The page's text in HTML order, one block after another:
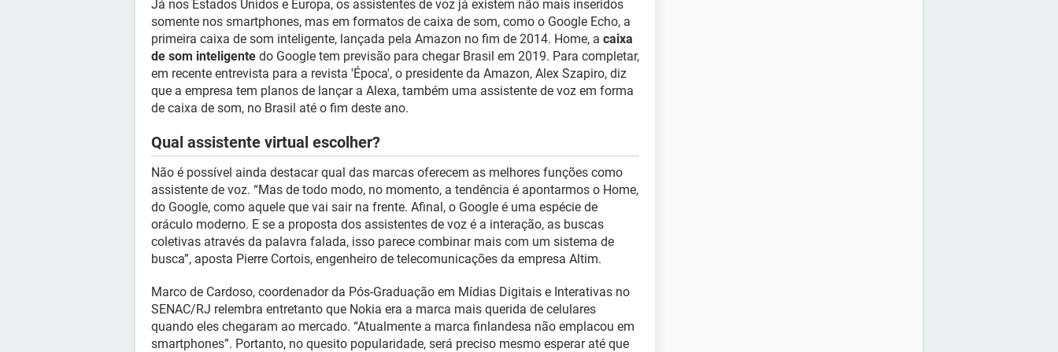
Já nos Estados Unidos e Europa, os assistentes de voz já existem não mais inseridos
somente nos smartphones, mas em formatos de caixa de som, como o Google Echo, a
primeira caixa de som inteligente, lançada pela Amazon no fim de 2014. Home, a caixa
de som inteligente do Google tem previsão para chegar Brasil em 2019. Para completar,
em recente entrevista para a revista 'Época', o presidente da Amazon, Alex Szapiro, diz
que a empresa tem planos de lançar a Alexa, também uma assistente de voz em forma
de caixa de som, no Brasil até o fim deste ano.
Qual assistente virtual escolher?
Não é possível ainda destacar qual das marcas oferecem as melhores funções como
assistente de voz. “Mas de todo modo, no momento, a tendência é apontarmos o Home,
do Google, como aquele que vai sair na frente. Afinal, o Google é uma espécie de
oráculo moderno. E se a proposta dos assistentes de voz é a interação, as buscas
coletivas através da palavra falada, isso parece combinar mais com um sistema de
busca”, aposta Pierre Cortois, engenheiro de telecomunicações da empresa Altim.
Marco de Cardoso, coordenador da Pós-Graduação em Mídias Digitais e Interativas no
SENAC/RJ relembra entretanto que Nokia era a marca mais querida de celulares
quando eles chegaram ao mercado. “Atualmente a marca finlandesa não emplacou em
smartphones”. Portanto, no quesito popularidade, será preciso mesmo esperar até que